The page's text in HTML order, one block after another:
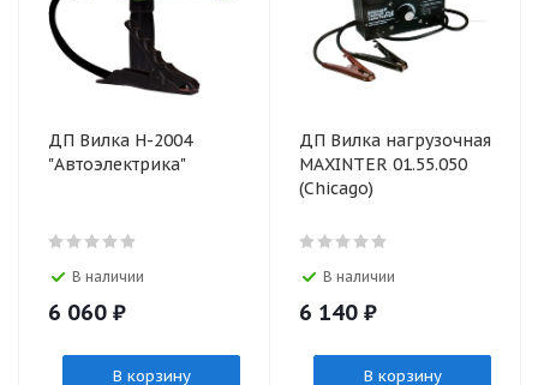
ДП Вилка Н-2004
"Автоэлектрика"
В наличии
6 060 ₽
В корзину
ДП Вилка нагрузочная
MAXINTER 01.55.050
(Chiсago)
В наличии
6 140 ₽
В корзину